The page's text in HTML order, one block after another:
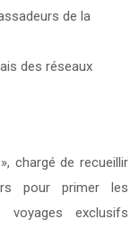
de la
des réseaux
chargé de recueillir
pour primer les
voyages exclusifs